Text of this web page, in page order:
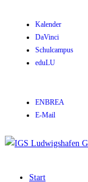
Kalender
DaVinci
Schulcampus
eduLU
ENBREA
E-Mail
Start